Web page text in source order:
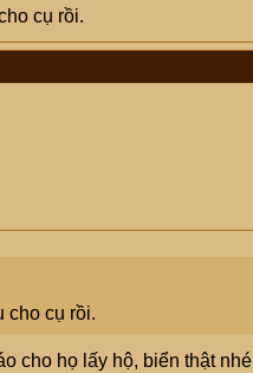
cụ rồi.
cho cụ rồi.
cho họ lấy hộ, biển thật nhé